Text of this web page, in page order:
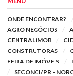
ONDE ENCONTRAR?
AGRO NEGÓCIOS
CENTRAL iMOB
CONSTRUTORAS
FEIRA DE IMÓVEIS
SECONCI/PR –